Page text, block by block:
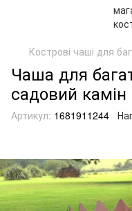
Кострові чаші для
Чаша для
садовий камін
Артикул: 1681911244